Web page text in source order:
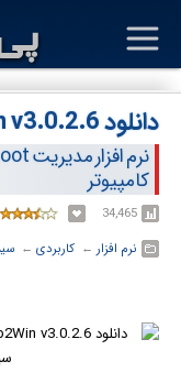
دانلود Grub2Win v3.0.2.6
کامپیوتر
34,465
نرم افزار ← ‏ کاربردی ← ‏